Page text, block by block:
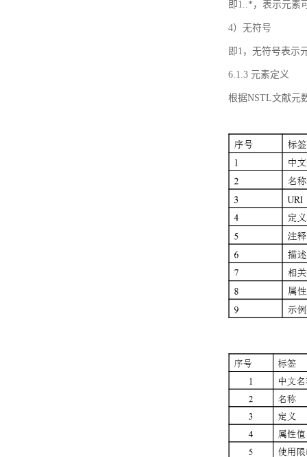
即1..*，表示元素
4）无符号
即1，无符号表示
6.1.3 元素定义
根据NSTL文献元